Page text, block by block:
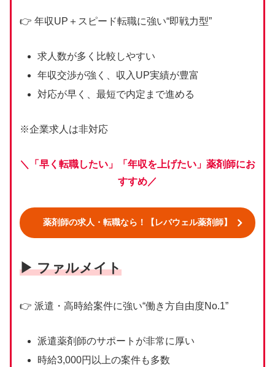
👉 年収UP＋スピード転職に強い“即戦力型”
求人数が多く比較しやすい
年収交渉が強く、収入UP実績が豊富
対応が早く、最短で内定まで進める
※企業求人は非対応
＼「早く転職したい」「年収を上げたい」薬剤師にお
すすめ／
薬剤師の求人・転職なら！【レバウェル薬剤師】
▶ ファルメイト
👉 派遣・高時給案件に強い“働き方自由度No.1”
派遣薬剤師のサポートが非常に厚い
時給3,000円以上の案件も多数